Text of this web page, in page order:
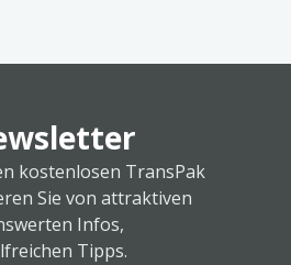
kostenlosen TransPak
Sie von attraktiven
Infos,
Tipps.